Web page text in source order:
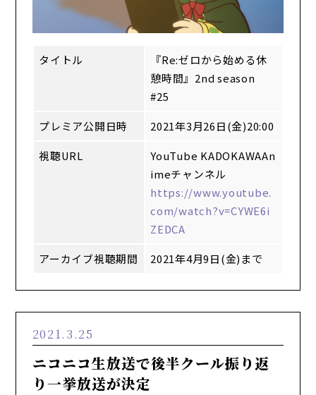
タイトル
『Re:ゼロから始める休
憩時間』2nd season
#25
プレミア公開日時
2021年3月26日(金)20:00
視聴URL
YouTube KADOKAWAAn
imeチャンネル
https://www.youtube.
com/watch?v=CYWE6i
ZEDCA
アーカイブ視聴期間
2021年4月9日(金)まで
2021.3.25
ニコニコ生放送で後半クール振り返
り一挙放送が決定